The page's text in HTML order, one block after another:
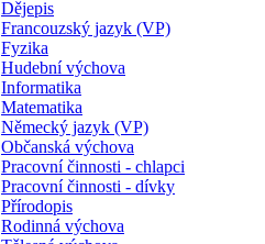
Dějepis
Francouzský jazyk (VP)
Fyzika
Hudební výchova
Informatika
Matematika
Německý jazyk (VP)
Občanská výchova
Pracovní činnosti - chlapci
Pracovní činnosti - dívky
Přírodopis
Rodinná výchova